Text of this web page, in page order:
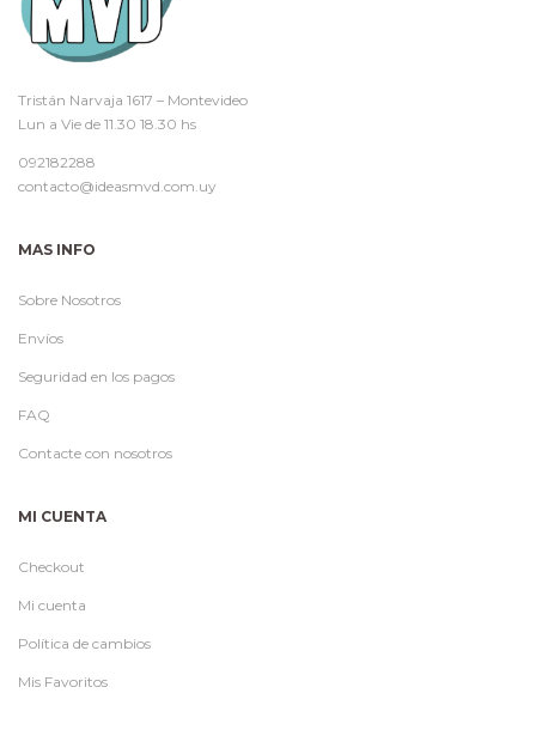
Tristán Narvaja 1617 – Montevideo
Lun a Vie de 11.30 18.30 hs
092182288
contacto@ideasmvd.com.uy
MAS INFO
Sobre Nosotros
Envíos
Seguridad en los pagos
FAQ
Contacte con nosotros
MI CUENTA
Checkout
Mi cuenta
Política de cambios
Mis Favoritos